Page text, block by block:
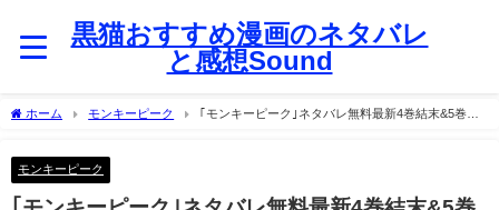
黒猫おすすめ漫画のネタバレ
と感想Sound
ホーム モンキーピーク
｢モンキーピーク｣ネタバレ無料最新4巻結末&5巻情
モンキーピーク